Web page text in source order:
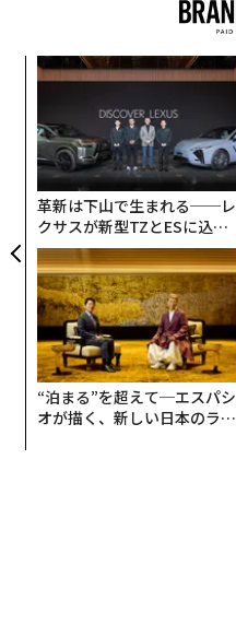
革新は下山で生まれる──レ
クサスが新型TZとESに込め
た「DISCOVER」の哲学
“泊まる”を超えて─エスパシ
オが描く、新しい日本のラグ